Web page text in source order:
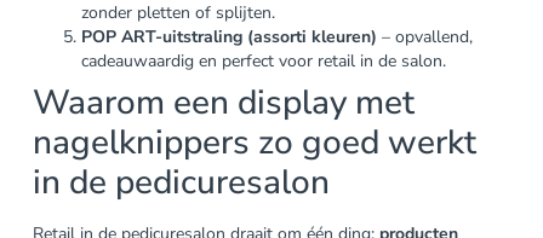
zonder pletten of splijten.
POP ART-uitstraling (assorti kleuren) – opvallend,
cadeauwaardig en perfect voor retail in de salon.
Waarom een display met
nagelknippers zo goed werkt
in de pedicuresalon